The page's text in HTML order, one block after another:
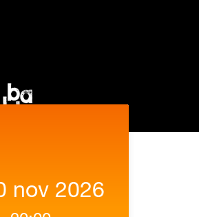
nov 2026